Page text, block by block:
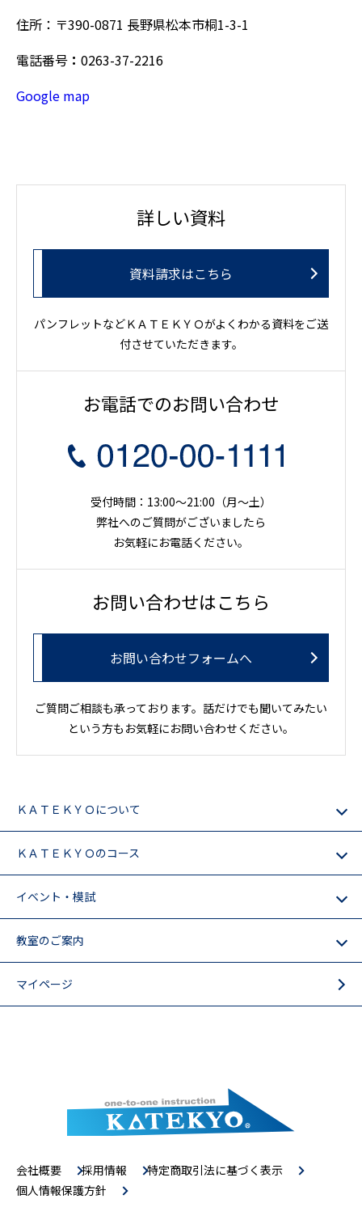
住所：〒390-0871 長野県松本市桐1-3-1
電話番号 ： 0263-37-2216
Google map
詳しい資料
資料請求はこちら
パンフレットなどＫＡＴＥＫＹＯがよくわかる資料をご送
付させていただきます。
お電話でのお問い合わせ
受付時間：13:00～21:00（月〜土）
弊社へのご質問がございましたら
お気軽にお電話ください。
お問い合わせはこちら
お問い合わせフォームへ
ご質問ご相談も承っております。話だけでも聞いてみたい
という方もお気軽にお問い合わせください。
ＫＡＴＥＫＹＯについて
ＫＡＴＥＫＹＯのコース
イベント・模試
教室のご案内
マイページ
会社概要 採用情報
特定商取引法に基づく表示
個人情報保護方針